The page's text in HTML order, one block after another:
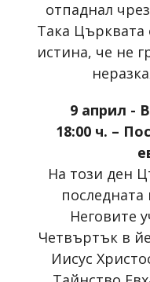
отпаднал
Така Църквата
истина, че не
9 април -
18:00 ч. –
На този ден
последната
Неговите
Четвъртък в
Иисус